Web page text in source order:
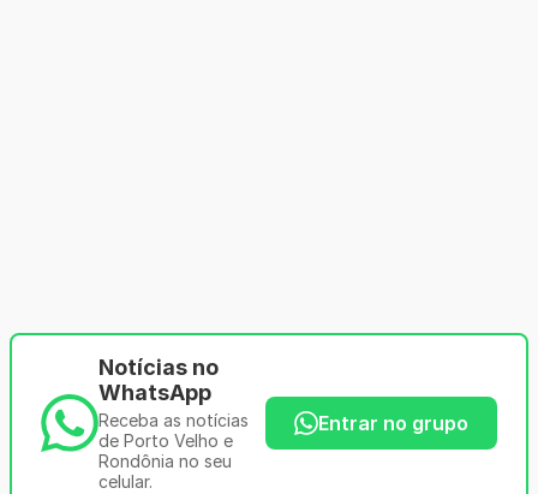
Notícias no
WhatsApp
Receba as notícias
de Porto Velho e
Rondônia no seu
celular.
Entrar no grupo